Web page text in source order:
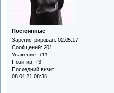
Постоянные
Зарегистрирован: 02.05.17
Сообщений: 201
Уважение: +13
Позитив: +3
Последний визит:
08.04.21 08:38